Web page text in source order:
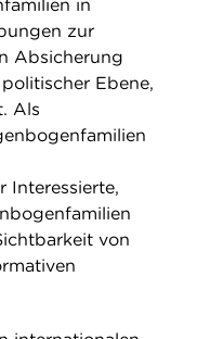
in
zur
Absicherung
Ebene,
Als
Interessierte,
von